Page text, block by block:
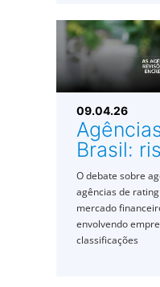
09.04.26
Brasil:
O debate sobre
agências de
mercado
envolvendo
classificações